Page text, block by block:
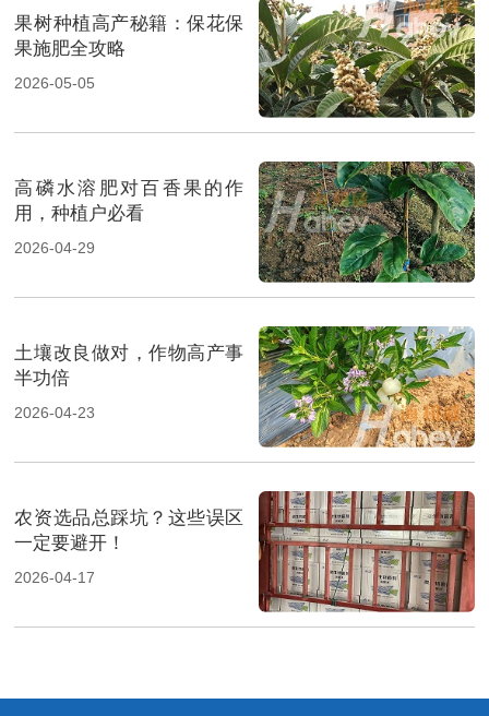
果树种植高产秘籍：保花保
果施肥全攻略
2026-05-05
高磷水溶肥对百香果的作
用，种植户必看
2026-04-29
土壤改良做对，作物高产事
半功倍
2026-04-23
农资选品总踩坑？这些误区
一定要避开！
2026-04-17